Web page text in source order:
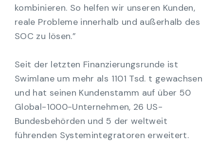
kombinieren. So helfen wir unseren Kunden,
reale Probleme innerhalb und außerhalb des
SOC zu lösen.”
Seit der letzten Finanzierungsrunde ist
Swimlane um mehr als 1101 Tsd. t gewachsen
und hat seinen Kundenstamm auf über 50
Global-1000-Unternehmen, 26 US-
Bundesbehörden und 5 der weltweit
führenden Systemintegratoren erweitert.